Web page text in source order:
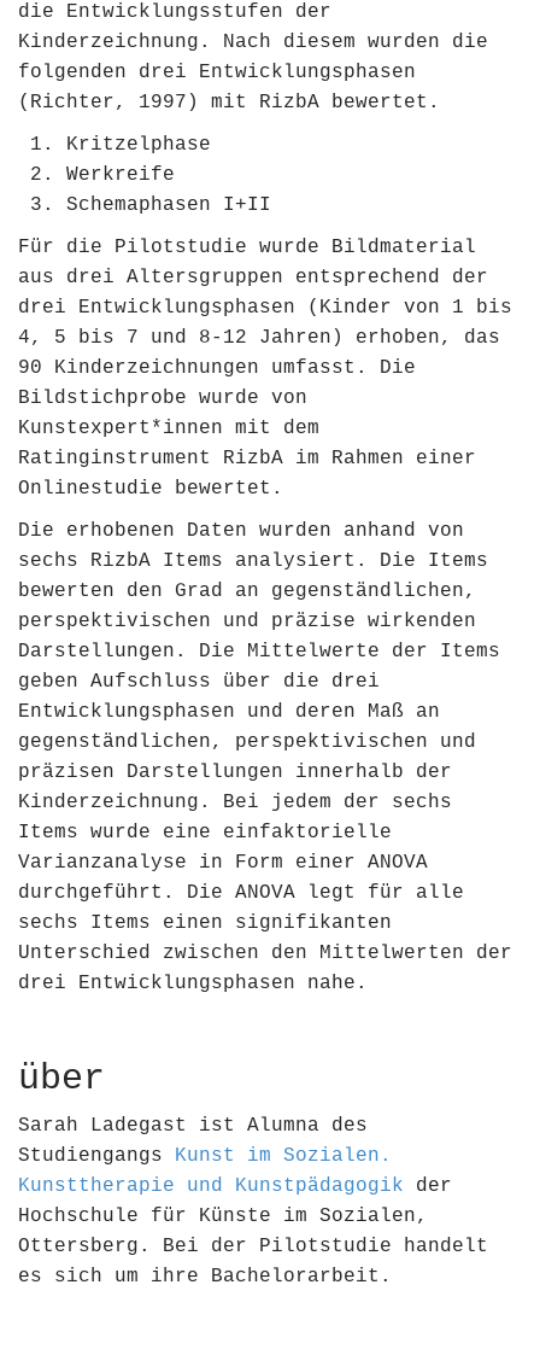
die Entwicklungsstufen der
Kinderzeichnung. Nach diesem wurden die
folgenden drei Entwicklungsphasen
(Richter, 1997)​
mit RizbA bewertet.
Kritzelphase
Werkreife
Schemaphasen I+II
Für die Pilotstudie wurde Bildmaterial
aus drei Altersgruppen entsprechend der
drei Entwicklungsphasen (Kinder von 1 bis
4, 5 bis 7 und 8-12 Jahren) erhoben, das
90 Kinderzeichnungen umfasst. Die
Bildstichprobe wurde von
Kunstexpert*innen mit dem
Ratinginstrument RizbA im Rahmen einer
Onlinestudie bewertet.
Die erhobenen Daten wurden anhand von
sechs RizbA Items analysiert. Die Items
bewerten den Grad an gegenständlichen,
perspektivischen und präzise wirkenden
Darstellungen. Die Mittelwerte der Items
geben Aufschluss über die drei
Entwicklungsphasen und deren Maß an
gegenständlichen, perspektivischen und
präzisen Darstellungen innerhalb der
Kinderzeichnung. Bei jedem der sechs
Items wurde eine einfaktorielle
Varianzanalyse in Form einer ANOVA
durchgeführt. Die ANOVA legt für alle
sechs Items einen signifikanten
Unterschied zwischen den Mittelwerten der
drei Entwicklungsphasen nahe.
über
Sarah Ladegast ist Alumna des
Studiengangs Kunst im Sozialen.
Kunsttherapie und Kunstpädagogik der
Hochschule für Künste im Sozialen,
Ottersberg. Bei der Pilotstudie handelt
es sich um ihre Bachelorarbeit.